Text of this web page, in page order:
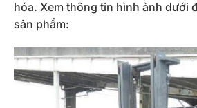
hóa. Xem thông tin hình ảnh dưới
sản phẩm: